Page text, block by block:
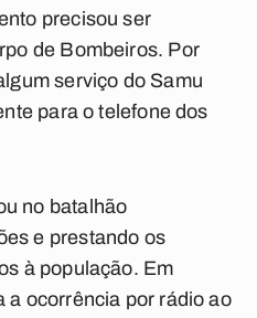
precisou ser
de Bombeiros. Por
serviço do Samu
para o telefone dos
no batalhão
e prestando os
à população. Em
a ocorrência por rádio ao